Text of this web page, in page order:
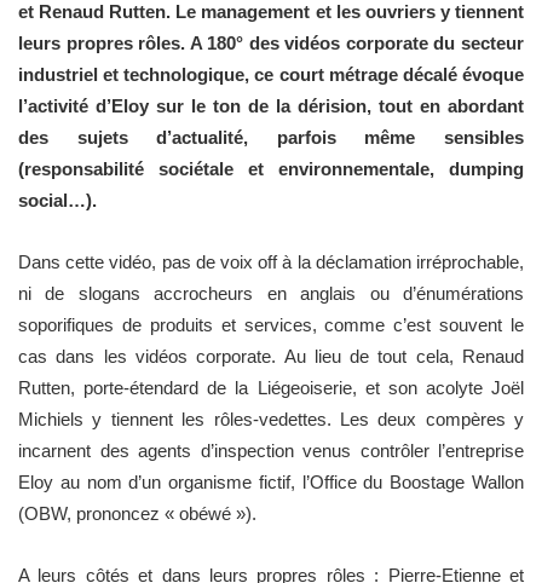
et Renaud Rutten. Le management et les ouvriers y tiennent
leurs propres rôles. A 180° des vidéos corporate du secteur
industriel et technologique, ce court métrage décalé évoque
l’activité d’Eloy sur le ton de la dérision, tout en abordant
des sujets d’actualité, parfois même sensibles
(responsabilité sociétale et environnementale, dumping
social…).
Dans cette vidéo, pas de voix off à la déclamation irréprochable,
ni de slogans accrocheurs en anglais ou d’énumérations
soporifiques de produits et services, comme c’est souvent le
cas dans les vidéos corporate. Au lieu de tout cela, Renaud
Rutten, porte-étendard de la Liégeoiserie, et son acolyte Joël
Michiels y tiennent les rôles-vedettes. Les deux compères y
incarnent des agents d’inspection venus contrôler l’entreprise
Eloy au nom d’un organisme fictif, l’Office du Boostage Wallon
(OBW, prononcez « obéwé »).
A leurs côtés et dans leurs propres rôles : Pierre-Etienne et